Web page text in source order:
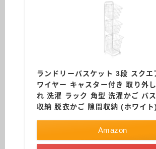
ランドリーバスケット 3段 スクエ
ワイヤー キャスター付き 取り外
れ 洗濯 ラック 角型 洗濯かご バ
収納 脱衣かご 隙間収納 (ホワイト)
Amazon